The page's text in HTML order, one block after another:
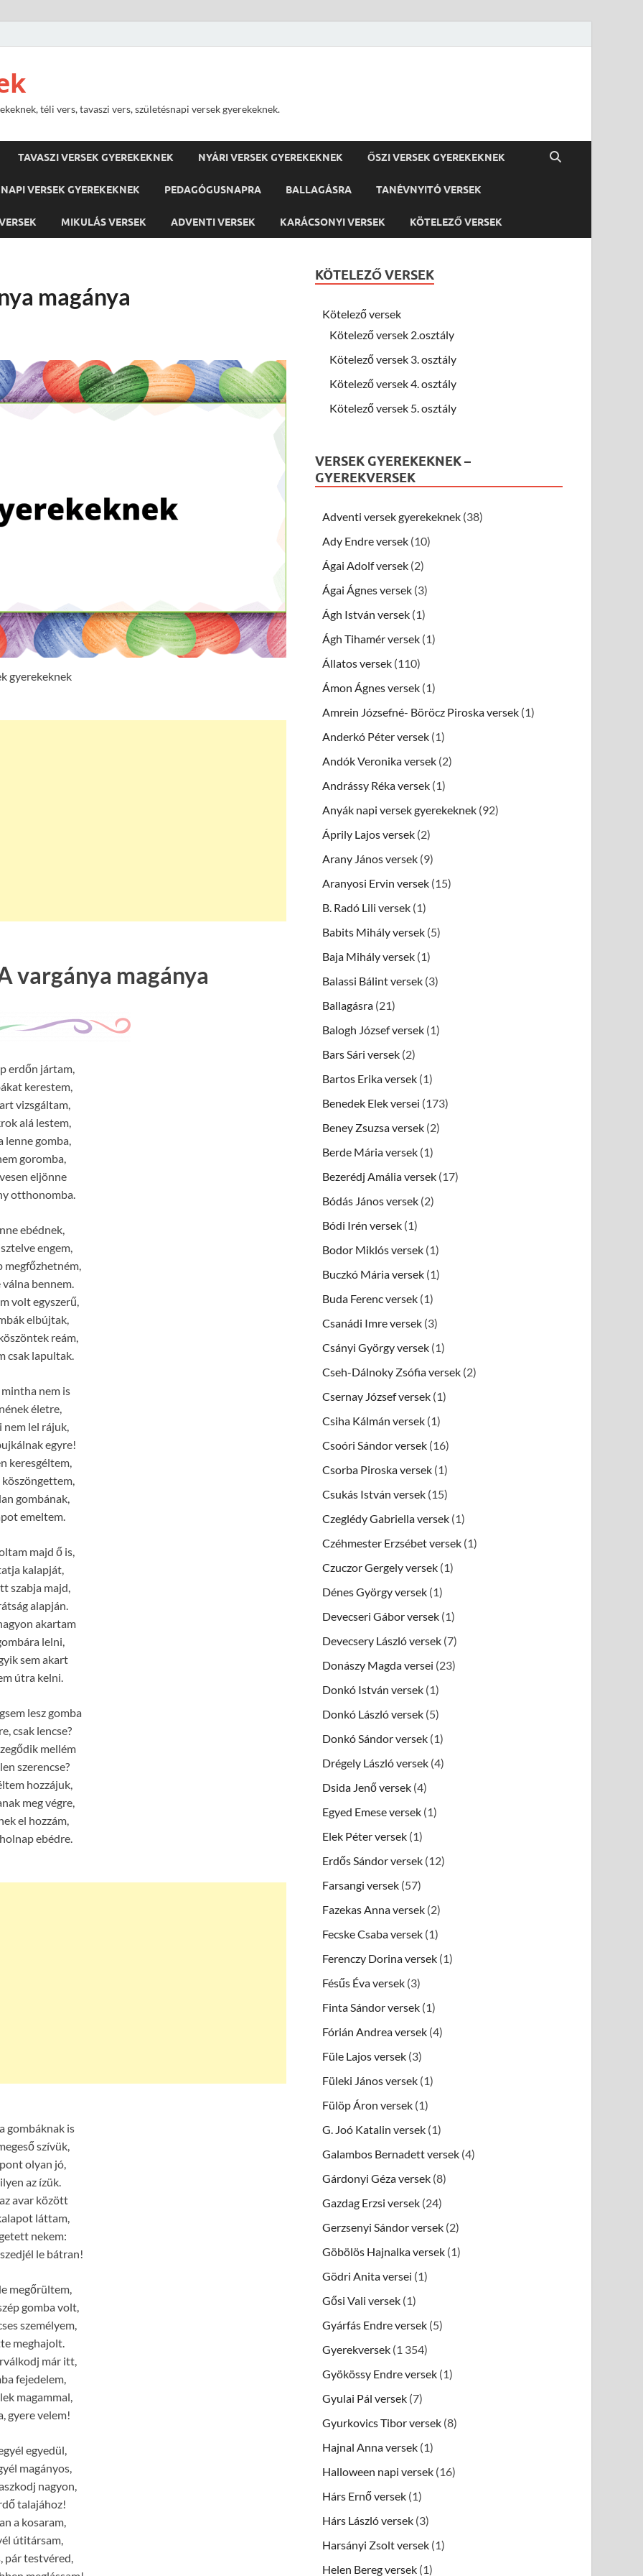
téli vers, tavaszi vers, születésnapi versek gyerekeknek.
TAVASZI VERSEK GYEREKEKNEK NYÁRI VERSEK GYEREKEKNEK ŐSZI VERSEK GYEREKEKNEK
VERSEK GYEREKEKNEK PEDAGÓGUSNAPRA BALLAGÁSRA TANÉVNYITÓ VERSEK
MIKULÁS VERSEK ADVENTI VERSEK KARÁCSONYI VERSEK KÖTELEZŐ VERSEK
magánya
gyerekeknek
vargánya magánya
erdőn jártam,
kerestem,
vizsgáltam,
alá lestem,
lenne gomba,
goromba,
eljönne
otthonomba.
ebédnek,
engem,
megfőzhetném,
válna bennem.
volt egyszerű,
elbújtak,
reám,
csak lapultak.
nem is
életre,
nem lel rájuk,
egyre!
keresgéltem,
gombának,
emeltem.
majd ő is,
kalapját,
szabja majd,
alapján.
akartam
lelni,
sem akart
útra kelni.
lesz gomba
csak lencse?
mellém
szerencse?
hozzájuk,
meg végre,
el hozzám,
ebédre.
gombáknak is
szívük,
olyan jó,
az ízük.
avar között
láttam,
nekem:
le bátran!
megőrültem,
gomba volt,
személyem,
meghajolt.
már itt,
fejedelem,
magammal,
gyere velem!
egyedül,
magányos,
nagyon,
talajához!
a kosaram,
útitársam,
pár testvéred,
KÖTELEZŐ VERSEK
Kötelező versek
Kötelező versek 2.osztály
Kötelező versek 3. osztály
Kötelező versek 4. osztály
Kötelező versek 5. osztály
VERSEK GYEREKEKNEK –
GYEREKVERSEK
Adventi versek gyerekeknek (38)
Ady Endre versek (10)
Ágai Adolf versek (2)
Ágai Ágnes versek (3)
Ágh István versek (1)
Ágh Tihamér versek (1)
Állatos versek (110)
Ámon Ágnes versek (1)
Amrein Józsefné- Böröcz Piroska versek (1)
Anderkó Péter versek (1)
Andók Veronika versek (2)
Andrássy Réka versek (1)
Anyák napi versek gyerekeknek (92)
Áprily Lajos versek (2)
Arany János versek (9)
Aranyosi Ervin versek (15)
B. Radó Lili versek (1)
Babits Mihály versek (5)
Baja Mihály versek (1)
Balassi Bálint versek (3)
Ballagásra (21)
Balogh József versek (1)
Bars Sári versek (2)
Bartos Erika versek (1)
Benedek Elek versei (173)
Beney Zsuzsa versek (2)
Berde Mária versek (1)
Bezerédj Amália versek (17)
Bódás János versek (2)
Bódi Irén versek (1)
Bodor Miklós versek (1)
Buczkó Mária versek (1)
Buda Ferenc versek (1)
Csanádi Imre versek (3)
Csányi György versek (1)
Cseh-Dálnoky Zsófia versek (2)
Csernay József versek (1)
Csiha Kálmán versek (1)
Csoóri Sándor versek (16)
Csorba Piroska versek (1)
Csukás István versek (15)
Czeglédy Gabriella versek (1)
Czéhmester Erzsébet versek (1)
Czuczor Gergely versek (1)
Dénes György versek (1)
Devecseri Gábor versek (1)
Devecsery László versek (7)
Donászy Magda versei (23)
Donkó István versek (1)
Donkó László versek (5)
Donkó Sándor versek (1)
Drégely László versek (4)
Dsida Jenő versek (4)
Egyed Emese versek (1)
Elek Péter versek (1)
Erdős Sándor versek (12)
Farsangi versek (57)
Fazekas Anna versek (2)
Fecske Csaba versek (1)
Ferenczy Dorina versek (1)
Fésűs Éva versek (3)
Finta Sándor versek (1)
Fórián Andrea versek (4)
Füle Lajos versek (3)
Füleki János versek (1)
Fülöp Áron versek (1)
G. Joó Katalin versek (1)
Galambos Bernadett versek (4)
Gárdonyi Géza versek (8)
Gazdag Erzsi versek (24)
Gerzsenyi Sándor versek (2)
Göbölös Hajnalka versek (1)
Gödri Anita versei (1)
Gősi Vali versek (1)
Gyárfás Endre versek (5)
Gyerekversek (1 354)
Gyökössy Endre versek (1)
Gyulai Pál versek (7)
Gyurkovics Tibor versek (8)
Hajnal Anna versek (1)
Halloween napi versek (16)
Hárs Ernő versek (1)
Hárs László versek (3)
Harsányi Zsolt versek (1)
Helen Bereg versek (1)